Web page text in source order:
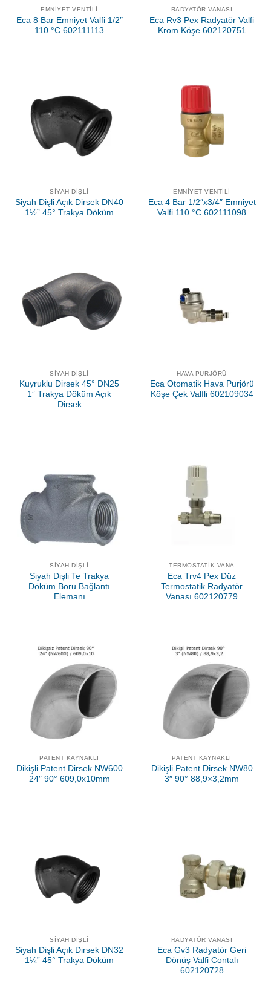
EMNIYET VENTILI
Eca 8 Bar Emniyet Valfi 1/2″
110 °C 602111113
RADYATÖR VANASI
Eca Rv3 Pex Radyatör Valfi
Krom Köşe 602120751
SIYAH DIŞLI
Siyah Dişli Açık Dirsek DN40
1½” 45° Trakya Döküm
EMNIYET VENTILI
Eca 4 Bar 1/2″x3/4″ Emniyet
Valfi 110 °C 602111098
SIYAH DIŞLI
Kuyruklu Dirsek 45° DN25
1” Trakya Döküm Açık
Dirsek
HAVA PURJÖRÜ
Eca Otomatik Hava Purjörü
Köşe Çek Valfli 602109034
SIYAH DIŞLI
Siyah Dişli Te Trakya
Döküm Boru Bağlantı
Elemanı
TERMOSTATIK VANA
Eca Trv4 Pex Düz
Termostatik Radyatör
Vanası 602120779
PATENT KAYNAKLI
Dikişli Patent Dirsek NW600
24″ 90° 609,0x10mm
PATENT KAYNAKLI
Dikişli Patent Dirsek NW80
3″ 90° 88,9×3,2mm
SIYAH DIŞLI
Siyah Dişli Açık Dirsek DN32
1¼” 45° Trakya Döküm
RADYATÖR VANASI
Eca Gv3 Radyatör Geri
Dönüş Valfi Contalı
602120728